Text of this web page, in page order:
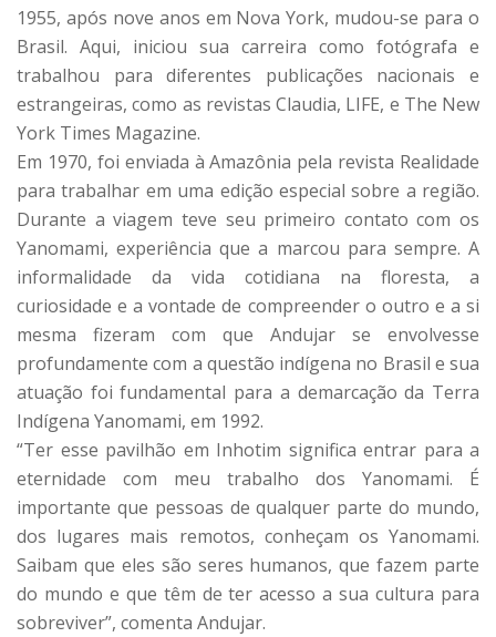
1955, após nove anos em Nova York, mudou-se para o
Brasil. Aqui, iniciou sua carreira como fotógrafa e
trabalhou para diferentes publicações nacionais e
estrangeiras, como as revistas Claudia, LIFE, e The New
York Times Magazine.
Em 1970, foi enviada à Amazônia pela revista Realidade
para trabalhar em uma edição especial sobre a região.
Durante a viagem teve seu primeiro contato com os
Yanomami, experiência que a marcou para sempre. A
informalidade da vida cotidiana na floresta, a
curiosidade e a vontade de compreender o outro e a si
mesma fizeram com que Andujar se envolvesse
profundamente com a questão indígena no Brasil e sua
atuação foi fundamental para a demarcação da Terra
Indígena Yanomami, em 1992.
“Ter esse pavilhão em Inhotim significa entrar para a
eternidade com meu trabalho dos Yanomami. É
importante que pessoas de qualquer parte do mundo,
dos lugares mais remotos, conheçam os Yanomami.
Saibam que eles são seres humanos, que fazem parte
do mundo e que têm de ter acesso a sua cultura para
sobreviver”, comenta Andujar.